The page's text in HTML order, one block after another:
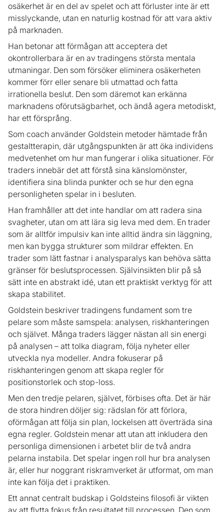
osäkerhet är en del av spelet och att förluster inte är ett
misslyckande, utan en naturlig kostnad för att vara aktiv
på marknaden.
Han betonar att förmågan att acceptera det
okontrollerbara är en av tradingens största mentala
utmaningar. Den som försöker eliminera osäkerheten
kommer förr eller senare bli utmattad och fatta
irrationella beslut. Den som däremot kan erkänna
marknadens oförutsägbarhet, och ändå agera metodiskt,
har ett försprång.
Som coach använder Goldstein metoder hämtade från
gestaltterapin, där utgångspunkten är att öka individens
medvetenhet om hur man fungerar i olika situationer. För
traders innebär det att förstå sina känslomönster,
identifiera sina blinda punkter och se hur den egna
personligheten spelar in i besluten.
Han framhåller att det inte handlar om att radera sina
svagheter, utan om att lära sig leva med dem. En trader
som är alltför impulsiv kan inte alltid ändra sin läggning,
men kan bygga strukturer som mildrar effekten. En
trader som lätt fastnar i analysparalys kan behöva sätta
gränser för beslutsprocessen. Självinsikten blir på så
sätt inte en abstrakt idé, utan ett praktiskt verktyg för att
skapa stabilitet.
Goldstein beskriver tradingens fundament som tre
pelare som måste samspela: analysen, riskhanteringen
och självet. Många traders lägger nästan all sin energi
på analysen – att tolka diagram, följa nyheter eller
utveckla nya modeller. Andra fokuserar på
riskhanteringen genom att skapa regler för
positionstorlek och stop-loss.
Men den tredje pelaren, självet, förbises ofta. Det är här
de stora hindren döljer sig: rädslan för att förlora,
oförmågan att följa sin plan, lockelsen att överträda sina
egna regler. Goldstein menar att utan att inkludera den
personliga dimensionen i arbetet blir de två andra
pelarna instabila. Det spelar ingen roll hur bra analysen
är, eller hur noggrant riskramverket är utformat, om man
inte kan följa det i praktiken.
Ett annat centralt budskap i Goldsteins filosofi är vikten